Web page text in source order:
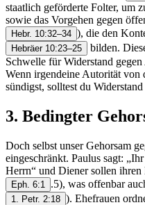
staatlich geförderte Folter, um
sowie das Vorgehen gegen
Hebr. 10:32–34 ), die den
Hebräer 10:23–25
bilden.
Schwelle für Widerstand
Wenn irgendeine Autorität von
sündigst, solltest du Widerstand
3. Bedingter
Doch selbst unser Gehorsam
eingeschränkt. Paulus sagt:
Herrn“ und Diener sollen
Eph. 6:1 .5), was offenbar
1. Petr. 2:18 ). Ehefrauen